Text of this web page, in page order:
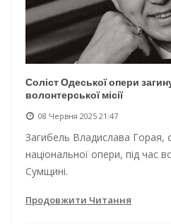
Соліст Одеської опери
волонтерської місії
08 Червня 2025 21:47
Загибель Владислава Горая,
національної опери, під час
Сумщині.
Продовжити Читання